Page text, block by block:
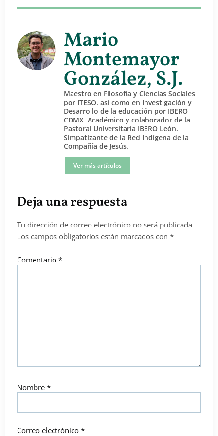
Mario
Montemayor
González, S.J.
Maestro en Filosofía y Ciencias Sociales
por ITESO, así como en Investigación y
Desarrollo de la educación por IBERO
CDMX. Académico y colaborador de la
Pastoral Universitaria IBERO León.
Simpatizante de la Red Indígena de la
Compañía de Jesús.
Ver más artículos
Deja una respuesta
Tu dirección de correo electrónico no será publicada.
Los campos obligatorios están marcados con *
Comentario *
Nombre *
Correo electrónico *